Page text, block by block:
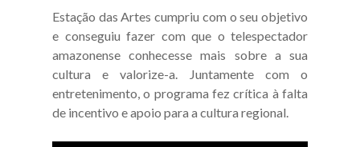
Estação das Artes cumpriu com o seu objetivo
e conseguiu fazer com que o telespectador
amazonense conhecesse mais sobre a sua
cultura e valorize-a. Juntamente com o
entretenimento, o programa fez crítica à falta
de incentivo e apoio para a cultura regional.